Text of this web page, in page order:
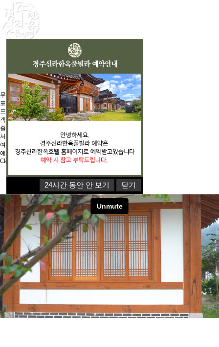
무비
포토존
프롤로그
객실안내
즐길거리
서비스
여행지
예약안내
Close Menu
24시간 동안 안 보기 닫기